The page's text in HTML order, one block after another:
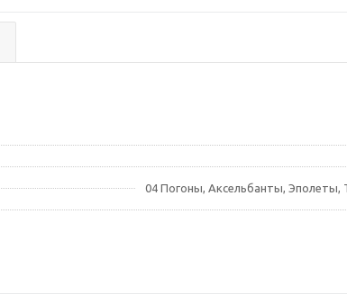
04 Погоны, Аксельбанты, Эполеты,